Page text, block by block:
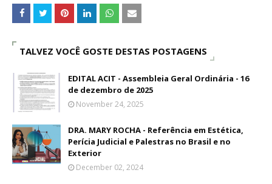
TALVEZ VOCÊ GOSTE DESTAS POSTAGENS
EDITAL ACIT - Assembleia Geral Ordinária - 16
de dezembro de 2025
November 24, 2025
DRA. MARY ROCHA - Referência em Estética,
Perícia Judicial e Palestras no Brasil e no
Exterior
December 02, 2024